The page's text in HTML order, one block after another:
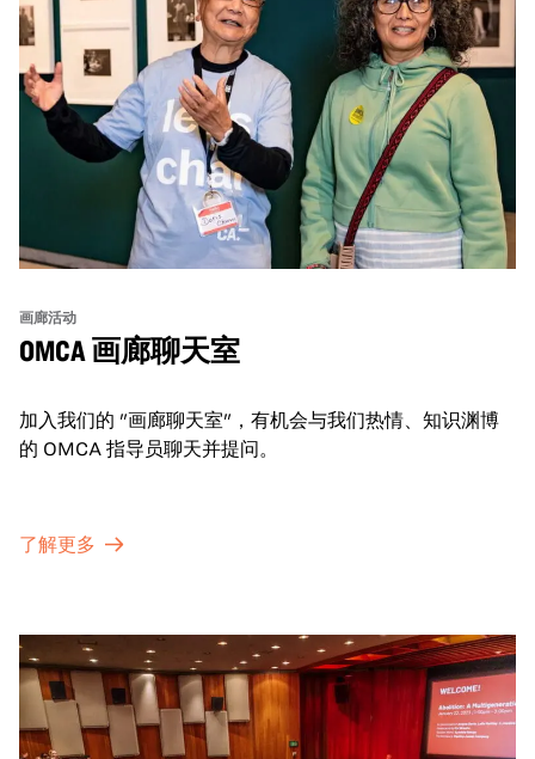
画廊活动
OMCA 画廊聊天室
加入我们的 "画廊聊天室"，有机会与我们热情、知识渊博
的 OMCA 指导员聊天并提问。
了解更多